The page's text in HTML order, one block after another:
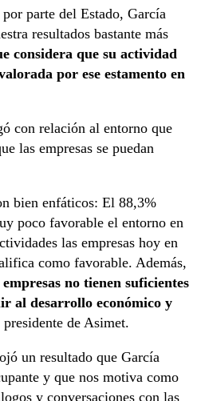
parte del Estado, García
resultados bastante más
considera que su actividad
por ese estamento en
con relación al entorno que
las empresas se puedan
bien enfáticos: El 88,3%
poco favorable el entorno en
las empresas hoy en
como favorable. Además,
no tienen suficientes
al desarrollo económico y
de Asimet.
un resultado que García
y que nos motiva como
y conversaciones con las